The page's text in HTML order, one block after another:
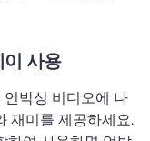
사용
박싱 비디오에 나
재미를 제공하세요.